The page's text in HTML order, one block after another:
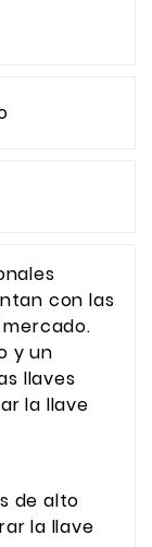
con las
y un
llaves
la llave
de alto
la llave